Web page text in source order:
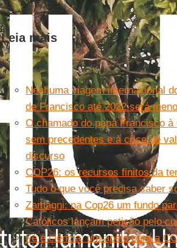
Leia mais
Nenhuma viagem internacional
de Francisco até 2022 será
O chamado do papa Francisco
sem precedentes e à crise de
discurso
COP26: os recursos finitos da
Tudo o que você precisa saber
Zamagni: na Cop26 um fundo
Católicos lançam petição pelo
Fé e ciência: um apelo para a